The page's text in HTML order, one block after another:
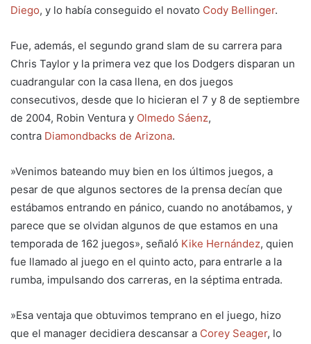
Diego, y lo había conseguido el novato Cody Bellinger.
Fue, además, el segundo grand slam de su carrera para
Chris Taylor y la primera vez que los Dodgers disparan un
cuadrangular con la casa llena, en dos juegos
consecutivos, desde que lo hicieran el 7 y 8 de septiembre
de 2004, Robin Ventura y Olmedo Sáenz,
contra Diamondbacks de Arizona.
»Venimos bateando muy bien en los últimos juegos, a
pesar de que algunos sectores de la prensa decían que
estábamos entrando en pánico, cuando no anotábamos, y
parece que se olvidan algunos de que estamos en una
temporada de 162 juegos», señaló Kike Hernández, quien
fue llamado al juego en el quinto acto, para entrarle a la
rumba, impulsando dos carreras, en la séptima entrada.
»Esa ventaja que obtuvimos temprano en el juego, hizo
que el manager decidiera descansar a Corey Seager, lo